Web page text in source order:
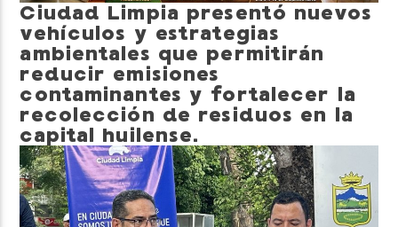
Ciudad Limpia presentó nuevos
vehículos y estrategias
ambientales que permitirán
reducir emisiones
contaminantes y fortalecer la
recolección de residuos en la
capital huilense.